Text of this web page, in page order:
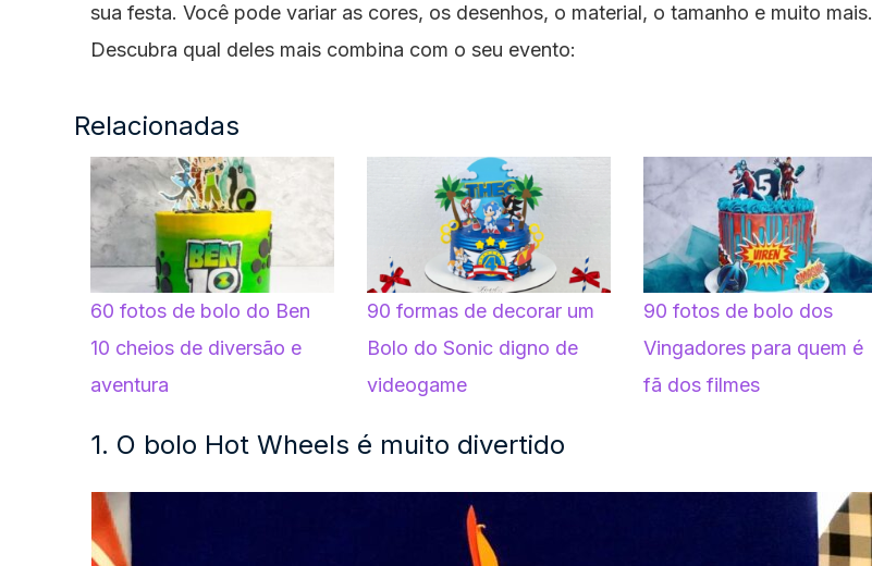
sua festa. Você pode variar as cores, os desenhos, o material, o tamanho e muito mais.
Descubra qual deles mais combina com o seu evento:
Relacionadas
60 fotos de bolo do Ben
10 cheios de diversão e
aventura
90 formas de decorar um
Bolo do Sonic digno de
videogame
90 fotos de bolo dos
Vingadores para quem é
fã dos filmes
1. O bolo Hot Wheels é muito divertido